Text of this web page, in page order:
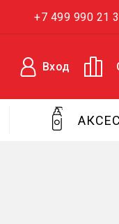
+7 499 990 21
Вход